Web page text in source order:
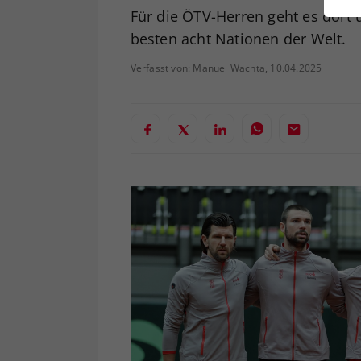
Für die ÖTV-Herren geht es dort
besten acht Nationen der Welt.
Verfasst von: Manuel Wachta, 10.04.2025